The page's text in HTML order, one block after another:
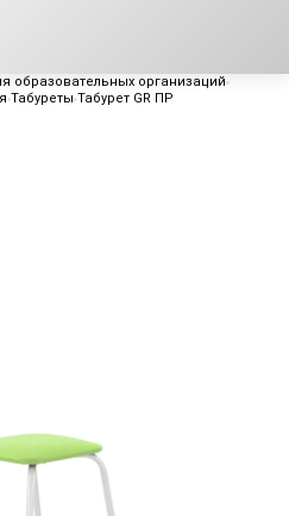
образовательных организаций
Табуреты Табурет GR ПР